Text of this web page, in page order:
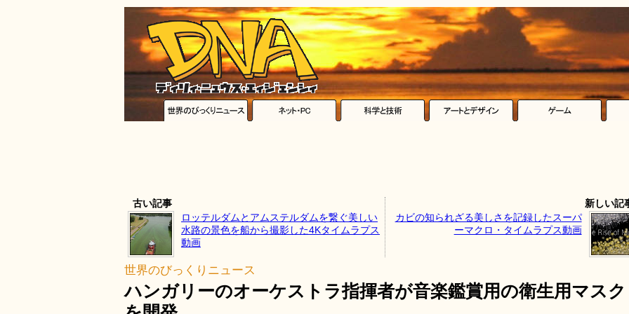
古い記事
ロッテルダムとアムステルダムを繋ぐ美しい
水路の景色を船から撮影した4Kタイムラプス
動画
新しい記
カビの知られざる美しさを記録したスーパ
ーマクロ・タイムラプス動画
世界のびっくりニュース
ハンガリーのオーケストラ指揮者が音楽鑑賞用の衛生用マスク